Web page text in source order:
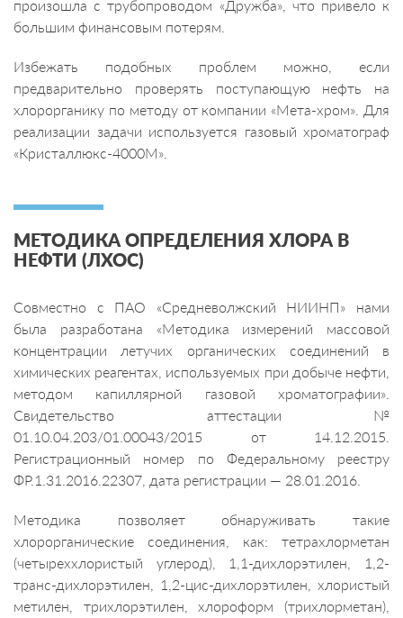
произошла с трубопроводом «Дружба», что привело к
большим финансовым потерям.
Избежать подобных проблем можно, если
предварительно проверять поступающую нефть на
хлорорганику по методу от компании «Мета-хром». Для
реализации задачи используется газовый хроматограф
«Кристаллюкс-4000М».
МЕТОДИКА ОПРЕДЕЛЕНИЯ ХЛОРА В
НЕФТИ (ЛХОС)
Совместно с ПАО «Средневолжский НИИНП» нами
была разработана «Методика измерений массовой
концентрации летучих органических соединений в
химических реагентах, используемых при добыче нефти,
методом капиллярной газовой хроматографии».
Свидетельство аттестации №
01.10.04.203/01.00043/2015 от 14.12.2015.
Регистрационный номер по Федеральному реестру
ФР.1.31.2016.22307, дата регистрации — 28.01.2016.
Методика позволяет обнаруживать такие
хлорорганические соединения, как: тетрахлорметан
(четыреххлористый углерод), 1,1-дихлорэтилен, 1,2-
транс-дихлорэтилен, 1,2-цис-дихлорэтилен, хлористый
метилен, трихлорэтилен, хлороформ (трихлорметан),